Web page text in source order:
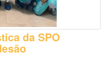
da SPO